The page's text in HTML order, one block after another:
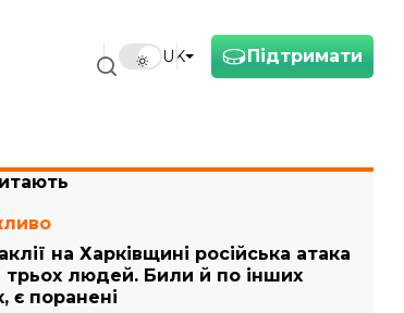
Підтримати
UK
на Харківщині російська атака
трьох людей. Били й по інших
є поранені